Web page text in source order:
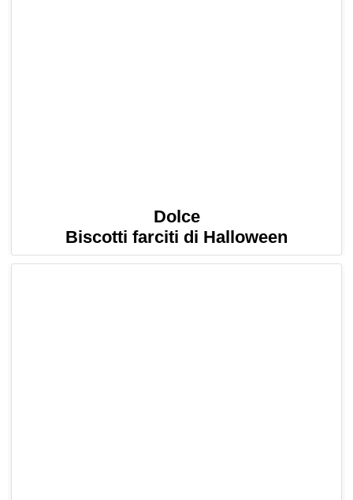
Dolce
Biscotti farciti di Halloween